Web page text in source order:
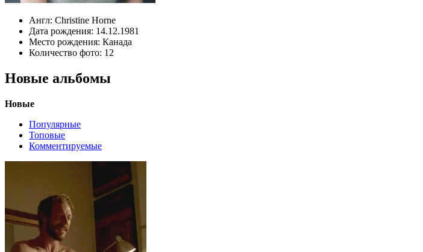
Англ: Christine Horne
Дата рождения: 14.12.1981
Место рождения: Канада
Количество фото: 12
Новые альбомы
Новые
Популярные
Топовые
Комментируемые